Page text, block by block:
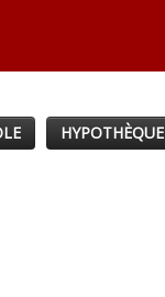
HYPOTHÈQUE